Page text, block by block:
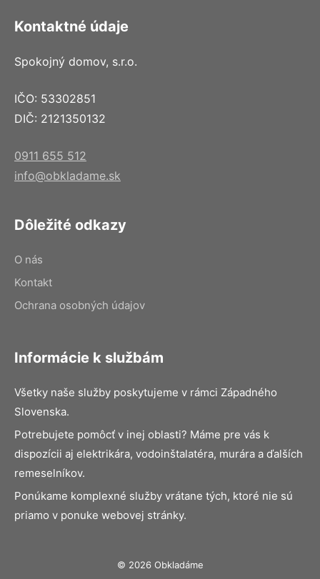
Kontaktné údaje
Spokojný domov, s.r.o.
IČO: 53302851
DIČ: 2121350132
0911 655 512
info@obkladame.sk
Dôležité odkazy
O nás
Kontakt
Ochrana osobných údajov
Informácie k službám
Všetky naše služby poskytujeme v rámci Západného
Slovenska.
Potrebujete pomôcť v inej oblasti? Máme pre vás k
dispozícii aj elektrikára, vodoinštalatéra, murára a ďalších
remeselníkov.
Ponúkame komplexné služby vrátane tých, ktoré nie sú
priamo v ponuke webovej stránky.
© 2026 Obkladáme